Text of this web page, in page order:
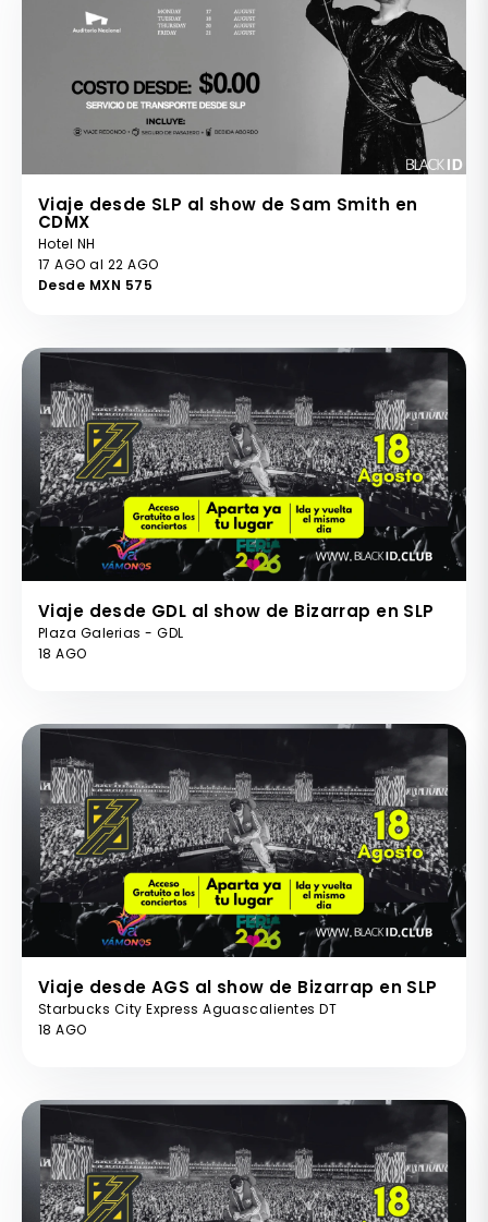
Viaje desde SLP al show de Sam Smith en
CDMX
Hotel NH
17 AGO al 22 AGO
Desde MXN 575
Viaje desde GDL al show de Bizarrap en SLP
Plaza Galerias - GDL
18 AGO
Viaje desde AGS al show de Bizarrap en SLP
Starbucks City Express Aguascalientes DT
18 AGO